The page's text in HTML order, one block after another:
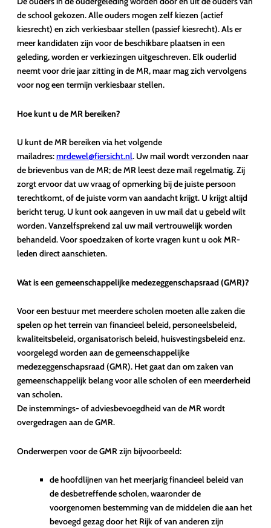
de school gekozen. Alle ouders mogen zelf kiezen (actief
kiesrecht) en zich verkiesbaar stellen (passief kiesrecht). Als er
meer kandidaten zijn voor de beschikbare plaatsen in een
geleding, worden er verkiezingen uitgeschreven. Elk ouderlid
neemt voor drie jaar zitting in de MR, maar mag zich vervolgens
voor nog een termijn verkiesbaar stellen.
Hoe kunt u de MR bereiken?
U kunt de MR bereiken via het volgende
mailadres:mrdewel@fiersicht.nl. Uw mail wordt verzonden naar
de brievenbus van de MR; de MR leest deze mail regelmatig. Zij
zorgt ervoor dat uw vraag of opmerking bij de juiste persoon
terechtkomt, of de juiste vorm van aandacht krijgt. U krijgt altijd
bericht terug. U kunt ook aangeven in uw mail dat u gebeld wilt
worden. Vanzelfsprekend zal uw mail vertrouwelijk worden
behandeld. Voor spoedzaken of korte vragen kunt u ook MR-
leden direct aanschieten.
Wat is een gemeenschappelijke medezeggenschapsraad (GMR)?
Voor een bestuur met meerdere scholen moeten alle zaken die
spelen op het terrein van financieel beleid, personeelsbeleid,
kwaliteitsbeleid, organisatorisch beleid, huisvestingsbeleid enz.
voorgelegd worden aan de gemeenschappelijke
medezeggenschapsraad (GMR). Het gaat dan om zaken van
gemeenschappelijk belang voor alle scholen of een meerderheid
van scholen.
De instemmings- of adviesbevoegdheid van de MR wordt
overgedragen aan de GMR.
Onderwerpen voor de GMR zijn bijvoorbeeld:
de hoofdlijnen van het meerjarig financieel beleid van
de desbetreffende scholen, waaronder de
voorgenomen bestemming van de middelen die aan het
bevoegd gezag door het Rijk of van anderen zijn